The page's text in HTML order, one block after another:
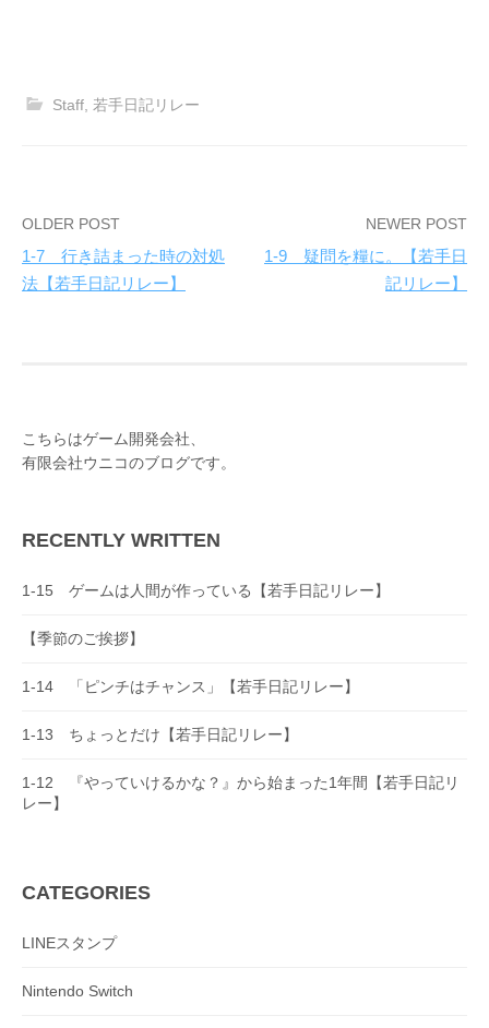
Staff 若手日記リレー
P
a
g
a
o
OLDER POST
1-7 行き詰まった時の対処
法【若手日記リレー】
NEWER POST
1-9 疑問を糧に。【若手日
記リレー】
こちらはゲーム開発会社、
有限会社ウニコのブログです。
RECENTLY WRITTEN
1-15 ゲームは人間が作っている【若手日記リレー】
【季節のご挨拶】
1-14 「ピンチはチャンス」【若手日記リレー】
1-13 ちょっとだけ【若手日記リレー】
1-12 『やっていけるかな？』から始まった1年間【若手日記リ
レー】
CATEGORIES
LINEスタンプ
Nintendo Switch